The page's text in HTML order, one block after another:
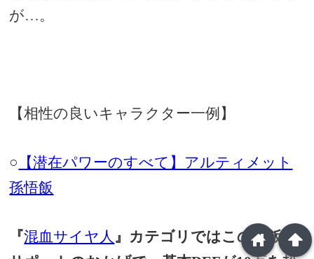
が…。
【相性の良いキャラクター一例】
○
【潜在パワーのすべて】アルティメット
孫悟飯
『混血サイヤ人 』カテゴリではこの悟飯の
arrowup
home